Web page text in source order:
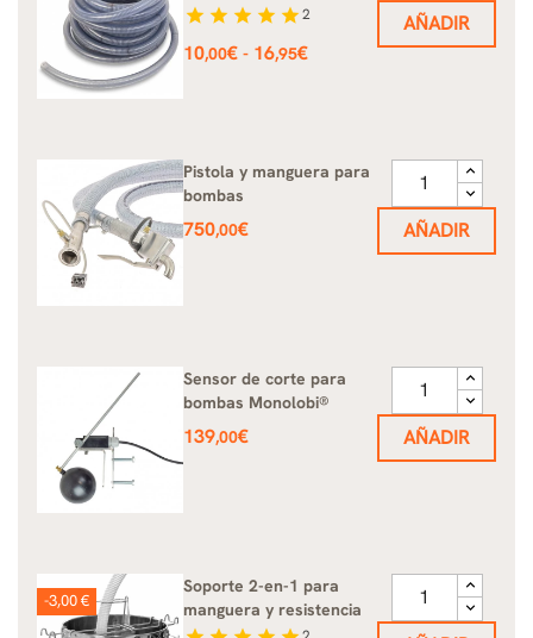
star star star star star2
Precio
10,00€ - 16,95€
AÑADIR
Pistola y manguera para
bombas
Precio
750,00€ AÑADIR
Sensor de corte para
bombas Monolobi®
Precio
139,00€ AÑADIR
Soporte 2-en-1 para
manguera y resistencia
-3,00 €